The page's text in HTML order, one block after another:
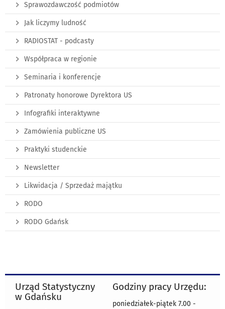
Sprawozdawczość podmiotów
Jak liczymy ludność
RADIOSTAT - podcasty
Współpraca w regionie
Seminaria i konferencje
Patronaty honorowe Dyrektora US
Infografiki interaktywne
Zamówienia publiczne US
Praktyki studenckie
Newsletter
Likwidacja / Sprzedaż majątku
RODO
RODO Gdańsk
Urząd Statystyczny
w Gdańsku
Godziny pracy Urzędu:
poniedziałek-piątek 7.00 -